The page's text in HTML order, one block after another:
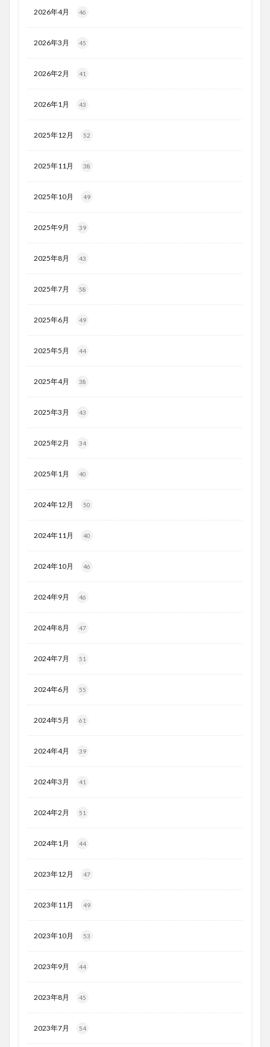
2026年4月 46
2026年3月 45
2026年2月 41
2026年1月 43
2025年12月 52
2025年11月 38
2025年10月 49
2025年9月 39
2025年8月 43
2025年7月 58
2025年6月 49
2025年5月 44
2025年4月 38
2025年3月 43
2025年2月 34
2025年1月 40
2024年12月 50
2024年11月 40
2024年10月 46
2024年9月 46
2024年8月 47
2024年7月 51
2024年6月 55
2024年5月 61
2024年4月 39
2024年3月 41
2024年2月 51
2024年1月 44
2023年12月 47
2023年11月 49
2023年10月 53
2023年9月 44
2023年8月 45
2023年7月 54